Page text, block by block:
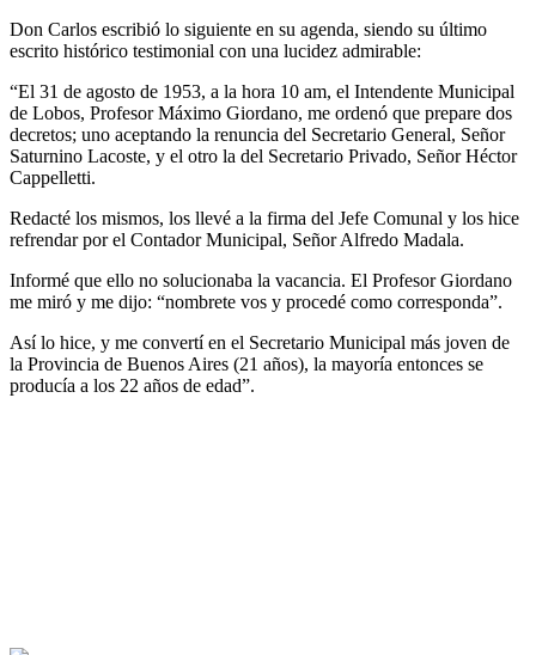
Don Carlos escribió lo siguiente en su agenda, siendo su último
escrito histórico testimonial con una lucidez admirable:
“El 31 de agosto de 1953, a la hora 10 am, el Intendente Municipal
de Lobos, Profesor Máximo Giordano, me ordenó que prepare dos
decretos; uno aceptando la renuncia del Secretario General, Señor
Saturnino Lacoste, y el otro la del Secretario Privado, Señor Héctor
Cappelletti.
Redacté los mismos, los llevé a la firma del Jefe Comunal y los hice
refrendar por el Contador Municipal, Señor Alfredo Madala.
Informé que ello no solucionaba la vacancia. El Profesor Giordano
me miró y me dijo: “nombrete vos y procedé como corresponda”.
Así lo hice, y me convertí en el Secretario Municipal más joven de
la Provincia de Buenos Aires (21 años), la mayoría entonces se
producía a los 22 años de edad”.